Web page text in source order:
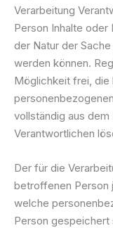
Verarbeitung
Person Inhalte oder
der Natur der
werden können.
Möglichkeit frei, die
vollständig aus
Verantwortlichen
Der für die
betroffenen Person
welche
Person